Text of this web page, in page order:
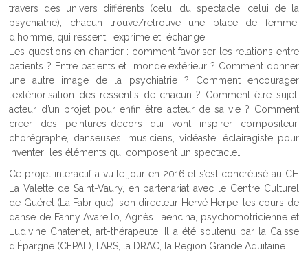
travers des univers différents (celui du spectacle, celui de la
psychiatrie), chacun trouve/retrouve une place de femme,
d’homme, qui ressent, exprime et échange.
Les questions en chantier : comment favoriser les relations entre
patients ? Entre patients et monde extérieur ? Comment donner
une autre image de la psychiatrie ? Comment encourager
l’extériorisation des ressentis de chacun ? Comment être sujet,
acteur d’un projet pour enfin être acteur de sa vie ? Comment
créer des peintures-décors qui vont inspirer compositeur,
chorégraphe, danseuses, musiciens, vidéaste, éclairagiste pour
inventer les éléments qui composent un spectacle…
Ce projet interactif a vu le jour en 2016 et s’est concrétisé au CH
La Valette de Saint-Vaury, en partenariat avec le Centre Culturel
de Guéret (La Fabrique), son directeur Hervé Herpe, les cours de
danse de Fanny Avarello, Agnès Laencina, psychomotricienne et
Ludivine Chatenet, art-thérapeute. Il a été soutenu par la Caisse
d'Épargne (CEPAL), l'ARS, la DRAC, la Région Grande Aquitaine.